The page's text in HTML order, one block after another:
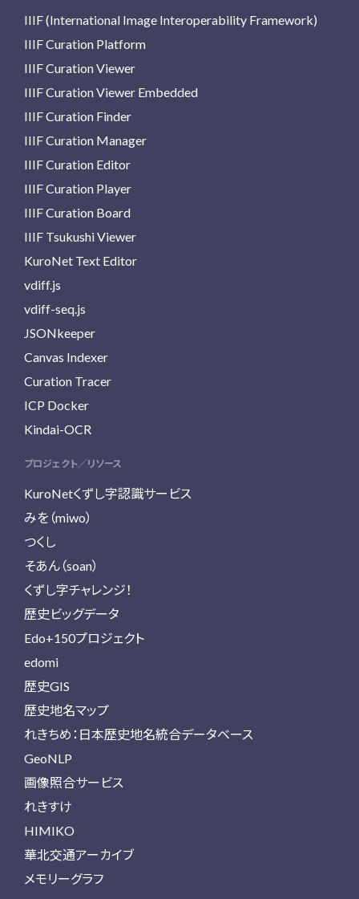
IIIF (International Image Interoperability Framework)
IIIF Curation Platform
IIIF Curation Viewer
IIIF Curation Viewer Embedded
IIIF Curation Finder
IIIF Curation Manager
IIIF Curation Editor
IIIF Curation Player
IIIF Curation Board
IIIF Tsukushi Viewer
KuroNet Text Editor
vdiff.js
vdiff-seq.js
JSONkeeper
Canvas Indexer
Curation Tracer
ICP Docker
Kindai-OCR
プロジェクト／リソース
KuroNetくずし字認識サービス
みを（miwo）
つくし
そあん（soan）
くずし字チャレンジ！
歴史ビッグデータ
Edo+150プロジェクト
edomi
歴史GIS
歴史地名マップ
れきちめ：日本歴史地名統合データベース
GeoNLP
画像照合サービス
れきすけ
HIMIKO
華北交通アーカイブ
メモリーグラフ